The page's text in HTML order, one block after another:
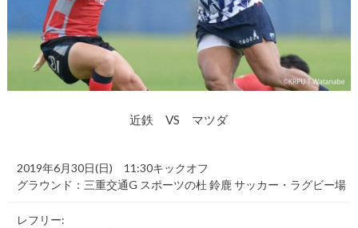
近鉄 VS マツダ
2019年6月30日(日) 11:30キックオフ
グラウンド：三重交通G スポーツの杜 鈴鹿 サッカー・ラグビー場
レフリー: